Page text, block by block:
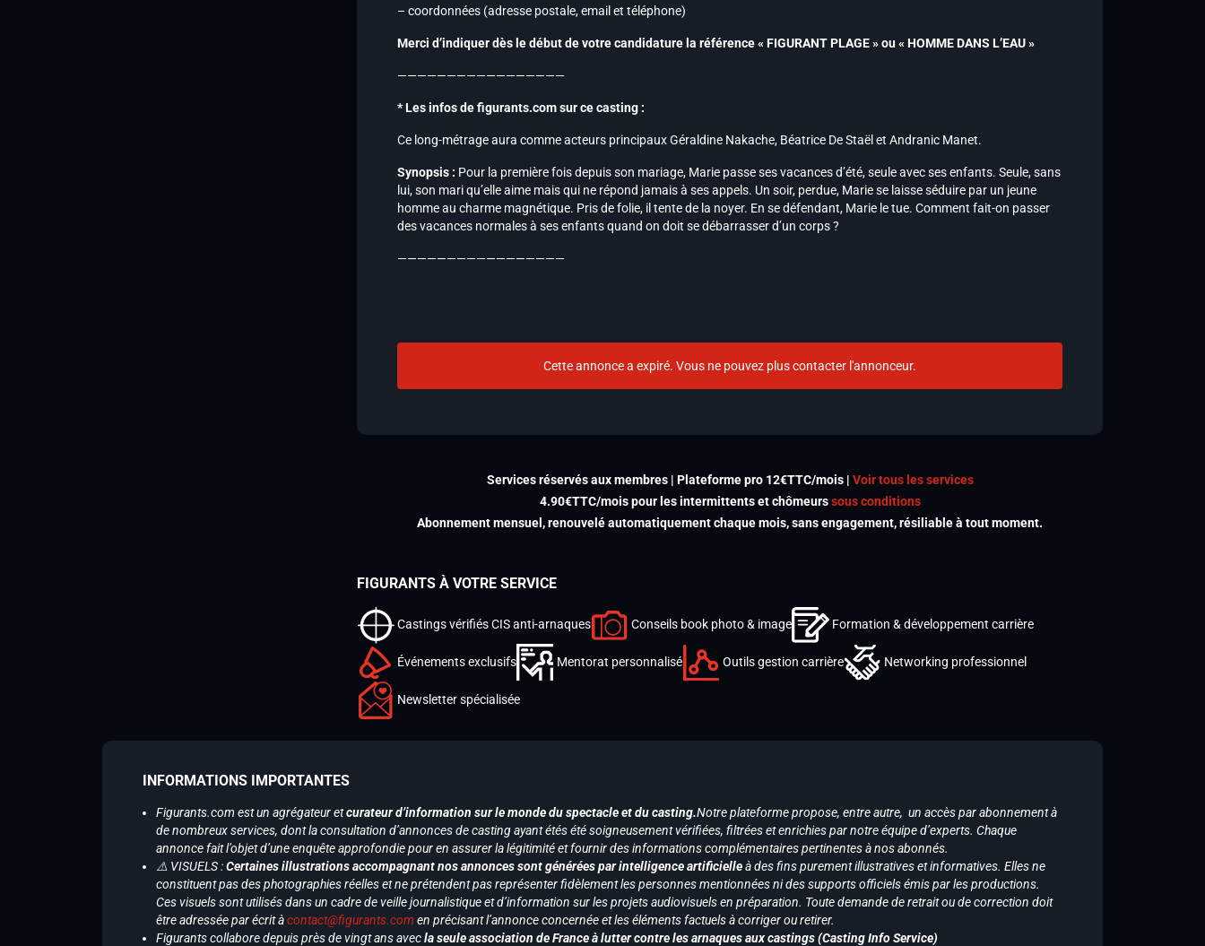
– coordonnées (adresse postale, email et téléphone)
Merci d’indiquer dès le début de votre candidature la référence « FIGURANT PLAGE » ou « HOMME DANS L’EAU »
—————————————————
* Les infos de figurants.com sur ce casting :
Ce long-métrage aura comme acteurs principaux Géraldine Nakache, Béatrice De Staël et Andranic Manet.
Synopsis : Pour la première fois depuis son mariage, Marie passe ses vacances d’été, seule avec ses enfants. Seule, sans
lui, son mari qu’elle aime mais qui ne répond jamais à ses appels. Un soir, perdue, Marie se laisse séduire par un jeune
homme au charme magnétique. Pris de folie, il tente de la noyer. En se défendant, Marie le tue. Comment fait-on passer
des vacances normales à ses enfants quand on doit se débarrasser d’un corps ?
—————————————————
Cette annonce a expiré. Vous ne pouvez plus contacter l'annonceur.
Services réservés aux membres | Plateforme pro 12€TTC/mois | Voir tous les services
4.90€TTC/mois pour les intermittents et chômeurssous conditions
Abonnement mensuel, renouvelé automatiquement chaque mois, sans engagement, résiliable à tout moment.
FIGURANTS À VOTRE SERVICE
Castings vérifiés CIS anti-arnaques Conseils book photo & image Formation & développement carrière
Événements exclusifs Mentorat personnalisé Outils gestion carrière Networking professionnel
Newsletter spécialisée
INFORMATIONS IMPORTANTES
Figurants.com est un agrégateur etcurateur d’information sur le monde du spectacle et du casting.Notre plateforme propose, entre autre, un accès par abonnement à
de nombreux services, dont la consultation d’annonces de casting ayant étés été soigneusement vérifiées, filtrées et enrichies par notre équipe d’experts. Chaque
annonce fait l’objet d’une enquête approfondie pour en assurer la légitimité et fournir des informations complémentaires pertinentes à nos abonnés.
⚠️ VISUELS :Certaines illustrations accompagnant nos annonces sont générées par intelligence artificielleà des fins purement illustratives et informatives. Elles ne
constituent pas des photographies réelles et ne prétendent pas représenter fidèlement les personnes mentionnées ni des supports officiels émis par les productions.
Ces visuels sont utilisés dans un cadre de veille journalistique et d’information sur les projets audiovisuels en préparation. Toute demande de retrait ou de correction doit
être adressée par écrit àcontact@figurants.com en précisant l’annonce concernée et les éléments factuels à corriger ou retirer.
Figurants collabore depuis près de vingt ans avecla seule association de France à lutter contre les arnaques aux castings (Casting Info Service)